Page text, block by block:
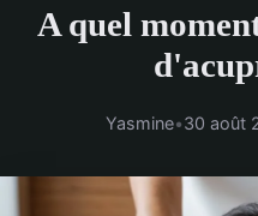
A quel
Yasmine•30 août